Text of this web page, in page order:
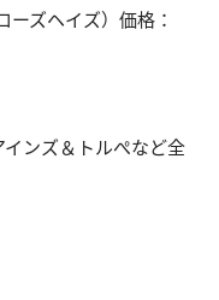
ズヘイズ）価格：
ンズ＆トルぺなど全